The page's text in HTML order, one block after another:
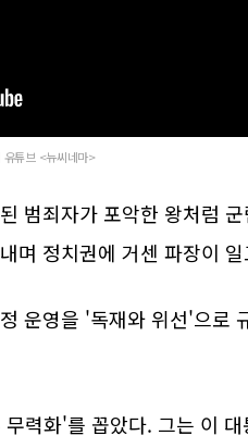
유튜브 <뉴씨네마>
범죄자가 포악한 왕처럼
며 정치권에 거센 파장이
운영을 '독재와 위선'으로
력화'를 꼽았다. 그는 이